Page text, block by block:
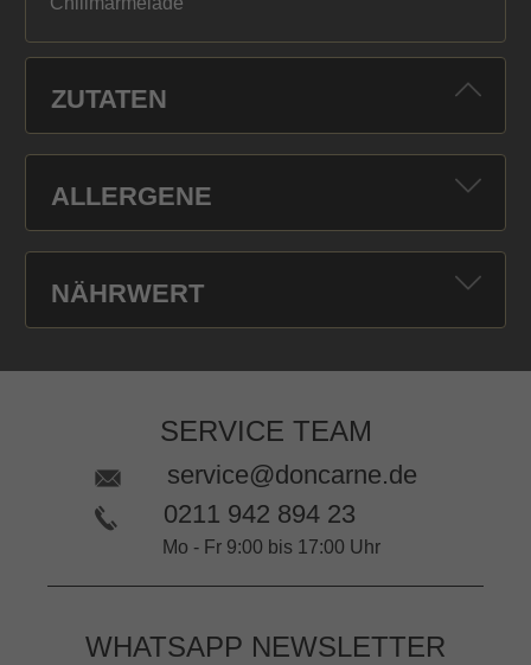
ZUTATEN
ALLERGENE
NÄHRWERT
SERVICE TEAM
service@doncarne.de
0211 942 894 23
Mo - Fr 9:00 bis 17:00 Uhr
WHATSAPP NEWSLETTER